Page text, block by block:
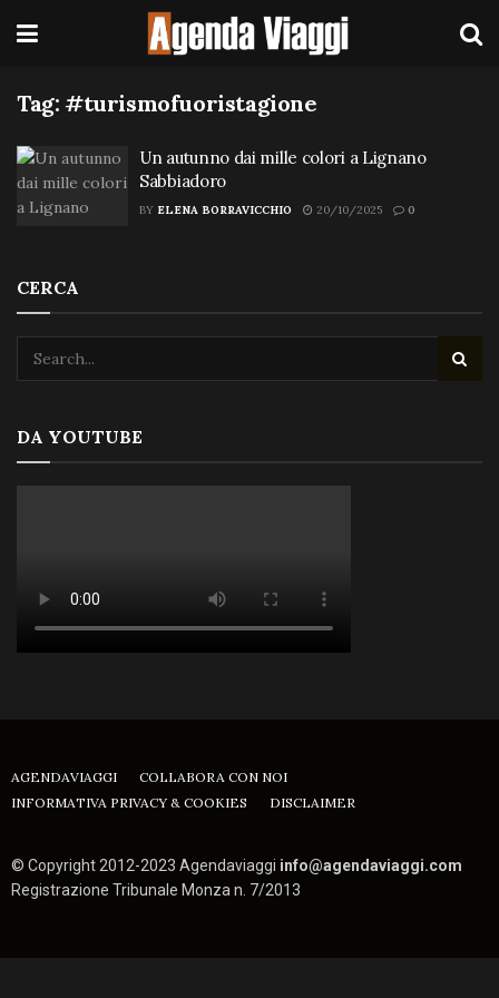
Tag: #turismofuoristagione
Un autunno dai mille colori a Lignano
Sabbiadoro
BY ELENA BORRAVICCHIO 20/10/2025 0
CERCA
DA YOUTUBE
AGENDAVIAGGI
COLLABORA CON NOI
INFORMATIVA PRIVACY & COOKIES
DISCLAIMER
© Copyright 2012-2023 Agendaviaggi info@agendaviaggi.com
Registrazione Tribunale Monza n. 7/2013